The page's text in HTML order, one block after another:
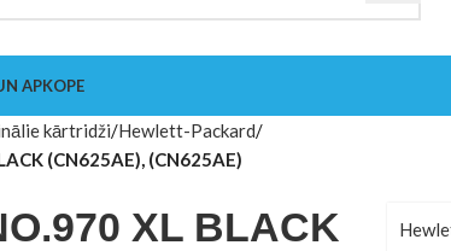
APKOPE
kārtridži Hewlett-Packard
(CN625AE), (CN625AE)
XL BLACK